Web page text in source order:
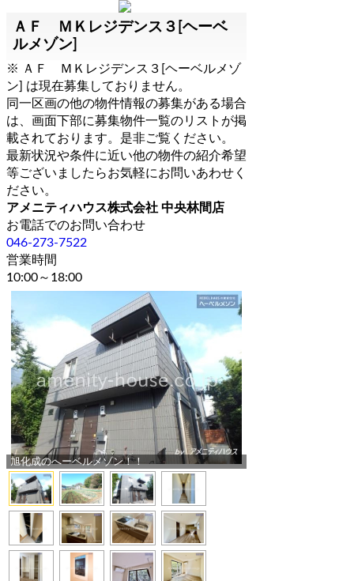
ＡＦ ＭＫレジデンス３[ヘーベ
ルメゾン]
※ ＡＦ ＭＫレジデンス３[ヘーベルメゾ
ン] は現在募集しておりません。
同一区画の他の物件情報の募集がある場合
は、画面下部に募集物件一覧のリストが掲
載されております。是非ご覧ください。
最新状況や条件に近い他の物件の紹介希望
等ございましたらお気軽にお問いあわせく
ださい。
アメニティハウス株式会社 中央林間店
お電話でのお問い合わせ
046-273-7522
営業時間
10:00～18:00
旭化成のへーベルメゾン！！